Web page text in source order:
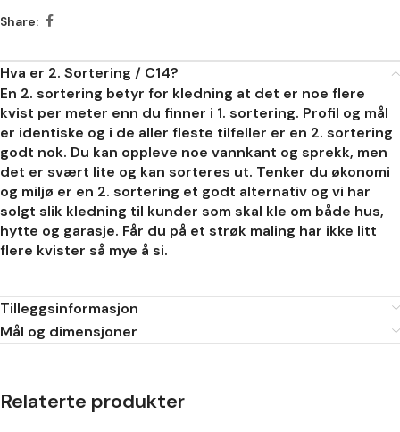
Share:
Hva er 2. Sortering / C14?
En 2. sortering betyr for kledning at det er noe flere
kvist per meter enn du finner i 1. sortering. Profil og mål
er identiske og i de aller fleste tilfeller er en 2. sortering
godt nok. Du kan oppleve noe vannkant og sprekk, men
det er svært lite og kan sorteres ut. Tenker du økonomi
og miljø er en 2. sortering et godt alternativ og vi har
solgt slik kledning til kunder som skal kle om både hus,
hytte og garasje. Får du på et strøk maling har ikke litt
flere kvister så mye å si.
Tilleggsinformasjon
Mål og dimensjoner
Relaterte produkter